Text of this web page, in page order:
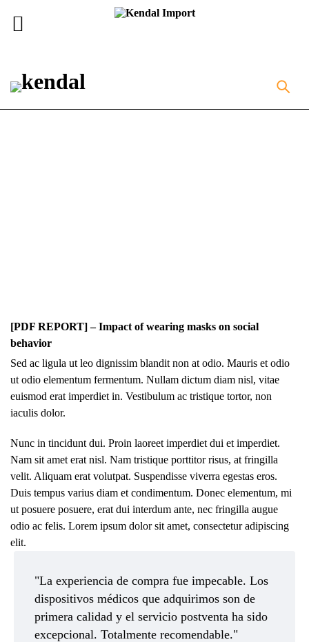
[PDF REPORT] – Impact of wearing masks on social
behavior
Sed ac ligula ut leo dignissim blandit non at odio. Mauris et odio
ut odio elementum fermentum. Nullam dictum diam nisl, vitae
euismod erat imperdiet in. Vestibulum ac tristique tortor, non
iaculis dolor.
Nunc in tincidunt dui. Proin laoreet imperdiet dui et imperdiet.
Nam sit amet erat nisl. Nam tristique porttitor risus, at fringilla
velit. Aliquam erat volutpat. Suspendisse viverra egestas eros.
Duis tempus varius diam et condimentum. Donec elementum, mi
ut posuere posuere, erat dui interdum ante, nec fringilla augue
odio ac felis. Lorem ipsum dolor sit amet, consectetur adipiscing
elit.
"La experiencia de compra fue impecable. Los
dispositivos médicos que adquirimos son de
primera calidad y el servicio postventa ha sido
excepcional. Totalmente recomendable."